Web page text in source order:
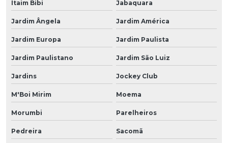
Itaim Bibi Jabaquara
Jardim Ângela Jardim América
Jardim Europa Jardim Paulista
Jardim Paulistano Jardim São Luiz
Jardins Jockey Club
M'Boi Mirim Moema
Morumbi Parelheiros
Pedreira Sacomã